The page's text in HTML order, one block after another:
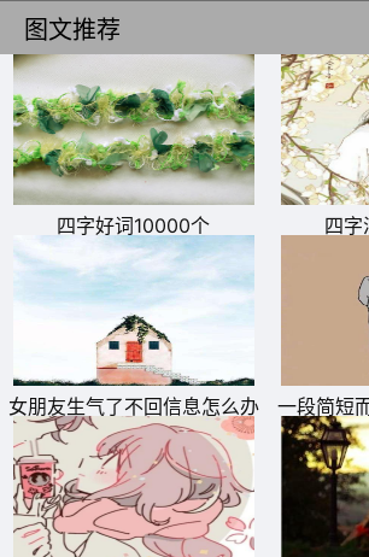
图文推荐
四字好词10000个 四字
女朋友生气了不回信息怎么办 一段简短